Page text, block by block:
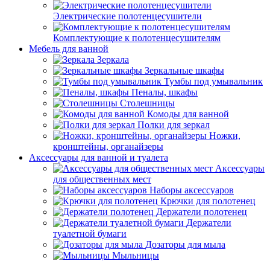
Электрические полотенцесушители
Комплектующие к полотенцесушителям
Мебель для ванной
Зеркала
Зеркальные шкафы
Тумбы под умывальник
Пеналы, шкафы
Столешницы
Комоды для ванной
Полки для зеркал
Ножки,
кронштейны, органайзеры
Аксессуары для ванной и туалета
Аксессуары
для общественных мест
Наборы аксессуаров
Крючки для полотенец
Держатели полотенец
Держатели
туалетной бумаги
Дозаторы для мыла
Мыльницы